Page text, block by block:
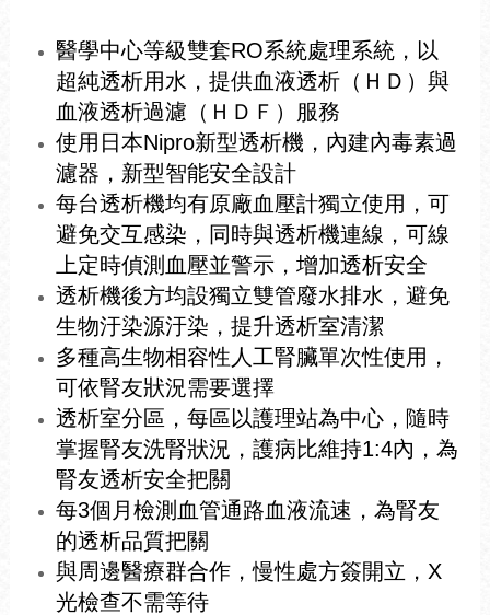
醫學中心等級雙套RO系統處理系統，以
超純透析用水， 提供血液透析（ＨＤ）與
血液透析過濾（ＨＤＦ）服務
使用日本Nipro新型透析機， 內建內毒素過
濾器，新型智能安全設計
每台透析機均有原廠血壓計獨立使用，可
避免交互感染，同時與透析機連線 ，可線
上定時偵測血壓並警示，增加透析安全
透析機後方均設獨立雙管廢水排水，避免
生物汙染源汙染，提升透析室清潔
多種高生物相容性人工腎臟單次性使用，
可依腎友狀況需要選擇
透析室分區，每區以護理站為中心，隨時
掌握腎友洗腎狀況 ，護病比維持1:4內，為
腎友透析安全把關
每3個月檢測血管通路血液流速 ， 為腎友
的透析品質把關
與周邊醫療群合作，慢性處方簽開立，X
光檢查不需等待